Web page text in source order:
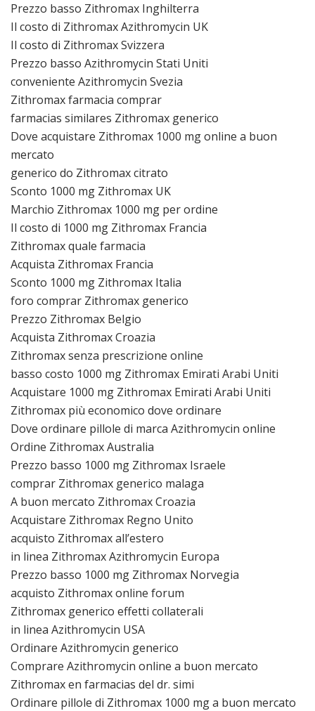
Prezzo basso Zithromax Inghilterra
Il costo di Zithromax Azithromycin UK
Il costo di Zithromax Svizzera
Prezzo basso Azithromycin Stati Uniti
conveniente Azithromycin Svezia
Zithromax farmacia comprar
farmacias similares Zithromax generico
Dove acquistare Zithromax 1000 mg online a buon
mercato
generico do Zithromax citrato
Sconto 1000 mg Zithromax UK
Marchio Zithromax 1000 mg per ordine
Il costo di 1000 mg Zithromax Francia
Zithromax quale farmacia
Acquista Zithromax Francia
Sconto 1000 mg Zithromax Italia
foro comprar Zithromax generico
Prezzo Zithromax Belgio
Acquista Zithromax Croazia
Zithromax senza prescrizione online
basso costo 1000 mg Zithromax Emirati Arabi Uniti
Acquistare 1000 mg Zithromax Emirati Arabi Uniti
Zithromax più economico dove ordinare
Dove ordinare pillole di marca Azithromycin online
Ordine Zithromax Australia
Prezzo basso 1000 mg Zithromax Israele
comprar Zithromax generico malaga
A buon mercato Zithromax Croazia
Acquistare Zithromax Regno Unito
acquisto Zithromax all’estero
in linea Zithromax Azithromycin Europa
Prezzo basso 1000 mg Zithromax Norvegia
acquisto Zithromax online forum
Zithromax generico effetti collaterali
in linea Azithromycin USA
Ordinare Azithromycin generico
Comprare Azithromycin online a buon mercato
Zithromax en farmacias del dr. simi
Ordinare pillole di Zithromax 1000 mg a buon mercato